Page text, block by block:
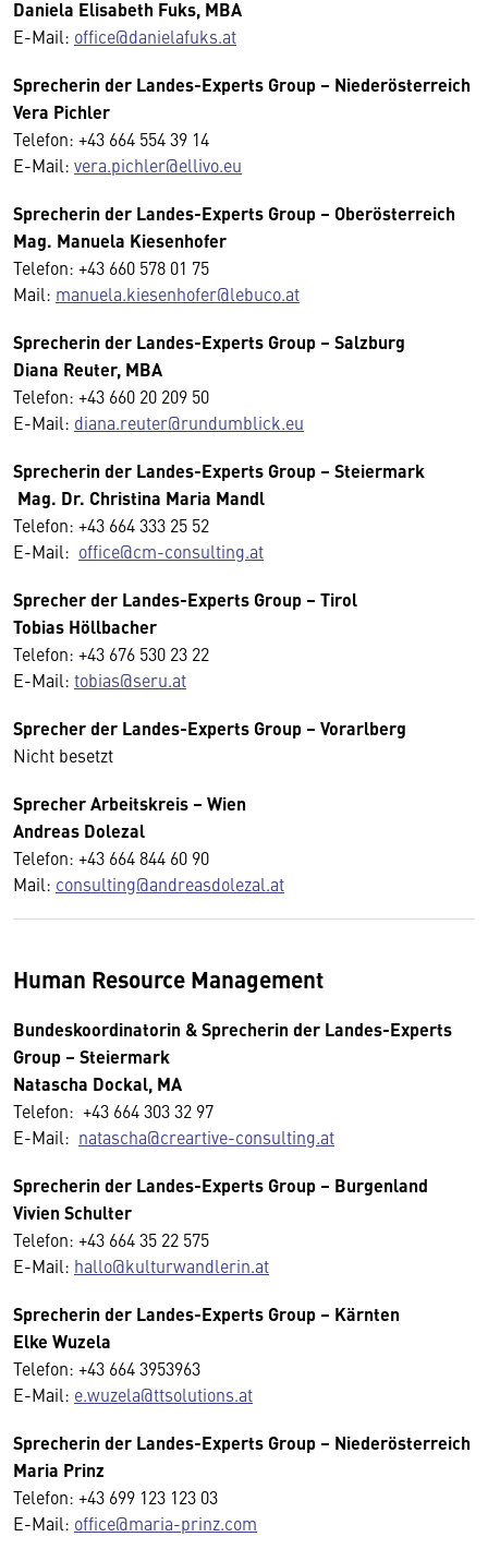
Daniela Elisabeth Fuks, MBA
E-Mail: office@danielafuks.at
Sprecherin der Landes-Experts Group – Niederösterreich
Vera Pichler
Telefon: +43 664 554 39 14
E-Mail: vera.pichler@ellivo.eu
Sprecherin der Landes-Experts Group – Oberösterreich
Mag. Manuela Kiesenhofer
Telefon: +43 660 578 01 75
Mail: manuela.kiesenhofer@lebuco.at
Sprecherin der Landes-Experts Group – Salzburg
Diana Reuter, MBA
Telefon: +43 660 20 209 50
E-Mail: diana.reuter@rundumblick.eu
Sprecherin der Landes-Experts Group – Steiermark
Mag. Dr. Christina Maria Mandl
Telefon: +43 664 333 25 52
E-Mail: office@cm-consulting.at
Sprecher der Landes-Experts Group – Tirol
Tobias Höllbacher
Telefon: +43 676 530 23 22
E-Mail: tobias@seru.at
Sprecher der Landes-Experts Group – Vorarlberg
Nicht besetzt
SprecherArbeitskreis – Wien
Andreas Dolezal
Telefon: +43 664 844 60 90
Mail: consulting@andreasdolezal.at
Human Resource Management
Bundeskoordinatorin & Sprecherin der Landes-Experts
Group – Steiermark
Natascha Dockal, MA
Telefon: +43 664 303 32 97
E-Mail: natascha@creartive-consulting.at
Sprecherin der Landes-Experts Group – Burgenland
Vivien Schulter
Telefon: +43 664 35 22 575
E-Mail: hallo@kulturwandlerin.at
Sprecherin der Landes-Experts Group – Kärnten
Elke Wuzela
Telefon: +43 664 3953963
E-Mail: e.wuzela@ttsolutions.at
Sprecherin der Landes-Experts Group – Niederösterreich
Maria Prinz
Telefon: +43 699 123 123 03
E-Mail: office@maria-prinz.com